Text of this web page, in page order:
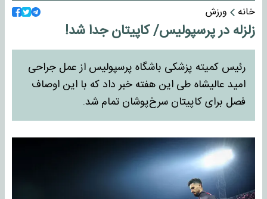
خانه
ورزش
زلزله در پرسپولیس/ کاپیتان جدا شد!
رئیس کمیته پزشکی باشگاه پرسپولیس از عمل جراحی
امید عالیشاه طی این هفته خبر داد که با این اوصاف
فصل برای کاپیتان سرخ‌پوشان تمام شد.